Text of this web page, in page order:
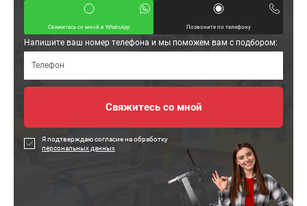
Свяжитесь со мной в WhatsApp Позвоните по телефону
Напишите ваш номер телефона и мы поможем вам с подбором:
Я подтверждаю согласие на обработку
персональных данных